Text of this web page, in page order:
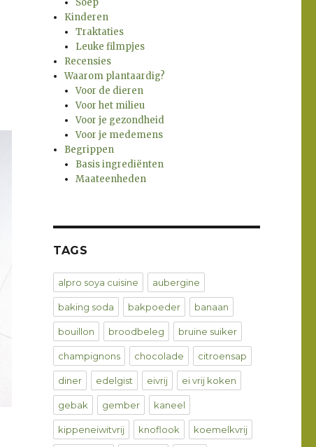
Soep
Kinderen
Traktaties
Leuke filmpjes
Recensies
Waarom plantaardig?
Voor de dieren
Voor het milieu
Voor je gezondheid
Voor je medemens
Begrippen
Basis ingrediënten
Maateenheden
TAGS
alpro soya cuisine aubergine
baking soda bakpoeder banaan
bouillon broodbeleg bruine suiker
champignons chocolade citroensap
diner edelgist eivrij ei vrij koken
gebak gember kaneel
kippeneiwitvrij knoflook koemelkvrij